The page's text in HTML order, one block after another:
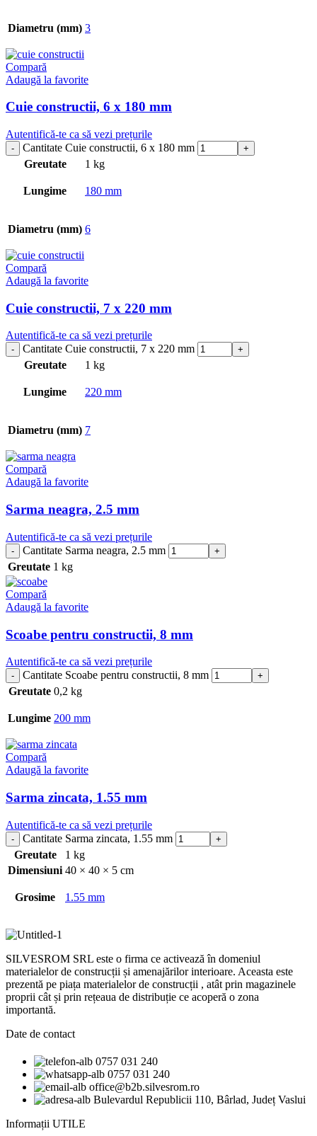
Diametru (mm) 3
Compară
Adaugă la favorite
Cuie constructii, 6 x 180 mm
Autentifică-te ca să vezi prețurile
Cantitate Cuie constructii, 6 x 180 mm
Greutate
1 kg
Lungime 180 mm
Diametru (mm) 6
Compară
Adaugă la favorite
Cuie constructii, 7 x 220 mm
Autentifică-te ca să vezi prețurile
Cantitate Cuie constructii, 7 x 220 mm
Greutate
1 kg
Lungime 220 mm
Diametru (mm) 7
Compară
Adaugă la favorite
Sarma neagra, 2.5 mm
Autentifică-te ca să vezi prețurile
Cantitate Sarma neagra, 2.5 mm
Greutate 1 kg
Compară
Adaugă la favorite
Scoabe pentru constructii, 8 mm
Autentifică-te ca să vezi prețurile
Cantitate Scoabe pentru constructii, 8 mm
Greutate 0,2 kg
Lungime 200 mm
Compară
Adaugă la favorite
Sarma zincata, 1.55 mm
Autentifică-te ca să vezi prețurile
Cantitate Sarma zincata, 1.55 mm
Greutate
1 kg
Dimensiuni 40 × 40 × 5 cm
Grosime 1.55 mm
SILVESROM SRL este o firma ce activează în domeniul
materialelor de construcții și amenajărilor interioare. Aceasta este
prezentă pe piața materialelor de construcții , atât prin magazinele
proprii cât și prin rețeaua de distribuție ce acoperă o zona
importantă.
Date de contact
0757 031 240
0757 031 240
office@b2b.silvesrom.ro
Bulevardul Republicii 110, Bârlad, Județ Vaslui
Informații UTILE